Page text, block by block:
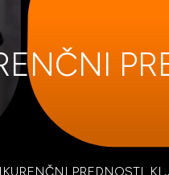
PREDNOSTI, KI